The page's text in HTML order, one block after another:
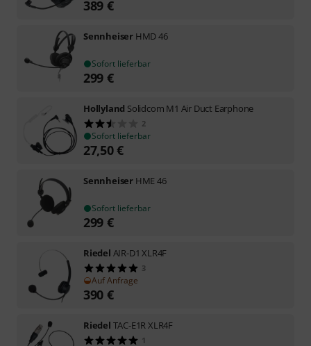
389 €
Sennheiser HMD 46
Sofort lieferbar
299 €
Hollyland Solidcom M1 Air Duct Earphone
2
Sofort lieferbar
27,50€
Sennheiser HME 46
Sofort lieferbar
299 €
Riedel AIR-D1 XLR4F
3
Auf Anfrage
390 €
Riedel TAC-E1R XLR4F
1